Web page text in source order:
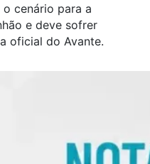
o cenário para a
e deve sofrer
oficial do Avante.